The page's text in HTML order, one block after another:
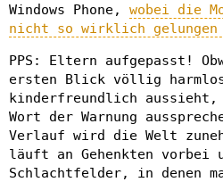
Windows Phone, wobei die
nicht so wirklich gelungen
PPS: Eltern aufgepasst!
ersten Blick völlig
kinderfreundlich
Wort der Warnung
Verlauf wird die Welt
läuft an Gehenkten vorbei
Schlachtfelder, in denen